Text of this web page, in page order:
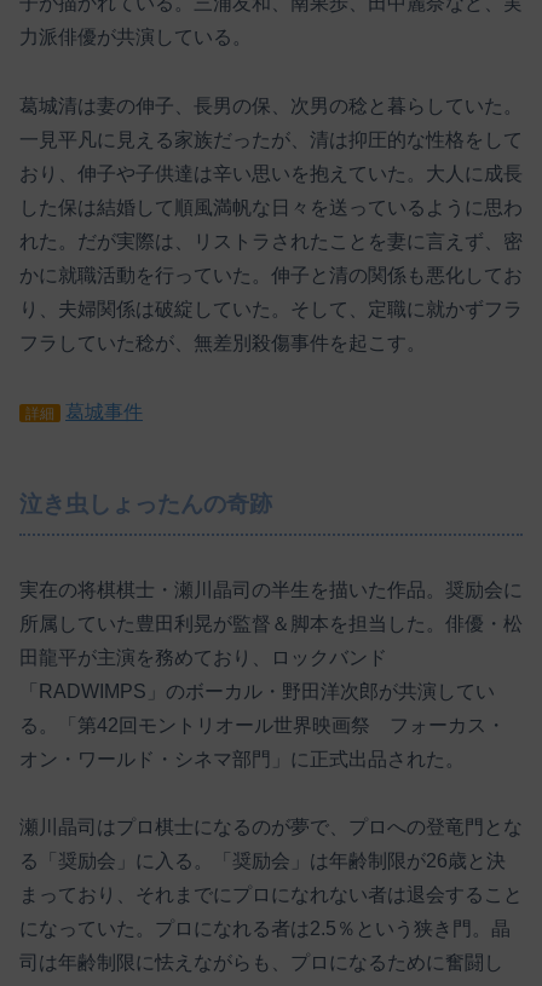
力派俳優が共演している。
葛城清は妻の伸子、長男の保、次男の稔と暮らしていた。
一見平凡に見える家族だったが、清は抑圧的な性格をして
おり、伸子や子供達は辛い思いを抱えていた。大人に成長
した保は結婚して順風満帆な日々を送っているように思わ
れた。だが実際は、リストラされたことを妻に言えず、密
かに就職活動を行っていた。伸子と清の関係も悪化してお
り、夫婦関係は破綻していた。そして、定職に就かずフラ
フラしていた稔が、無差別殺傷事件を起こす。
詳細 葛城事件
泣き虫しょったんの奇跡
実在の将棋棋士・瀬川晶司の半生を描いた作品。奨励会に
所属していた豊田利晃が監督＆脚本を担当した。俳優・松
田龍平が主演を務めており、ロックバンド
「RADWIMPS」のボーカル・野田洋次郎が共演してい
る。「第42回モントリオール世界映画祭 フォーカス・
オン・ワールド・シネマ部門」に正式出品された。
瀬川晶司はプロ棋士になるのが夢で、プロへの登竜門とな
る「奨励会」に入る。「奨励会」は年齢制限が26歳と決
まっており、それまでにプロになれない者は退会すること
になっていた。プロになれる者は2.5％という狭き門。晶
司は年齢制限に怯えながらも、プロになるために奮闘し